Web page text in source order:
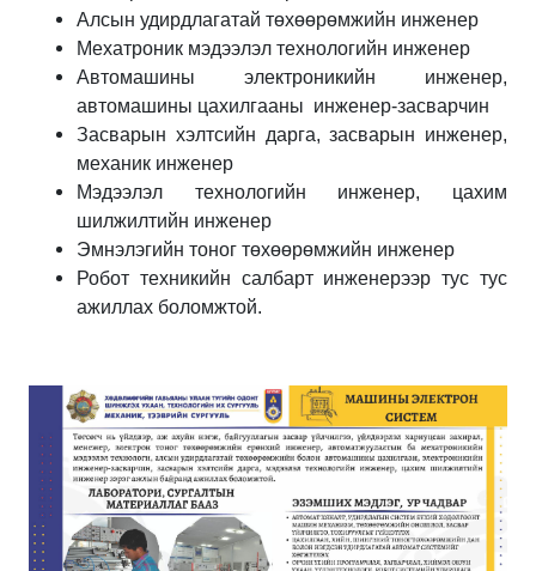
Алсын удирдлагатай төхөөрөмжийн инженер
Мехатроник мэдээлэл технологийн инженер
Автомашины электроникийн инженер,
автомашины цахилгааны инженер-засварчин
Засварын хэлтсийн дарга, засварын инженер,
механик инженер
Мэдээлэл технологийн инженер, цахим
шилжилтийн инженер
Эмнэлэгийн тоног төхөөрөмжийн инженер
Робот техникийн салбарт инженерээр тус тус
ажиллах боломжтой.